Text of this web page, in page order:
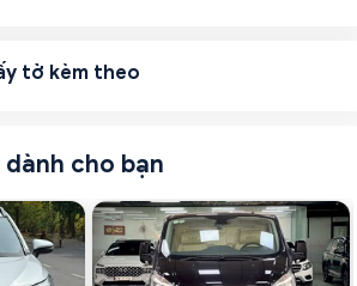
tờ kèm theo
cho bạn